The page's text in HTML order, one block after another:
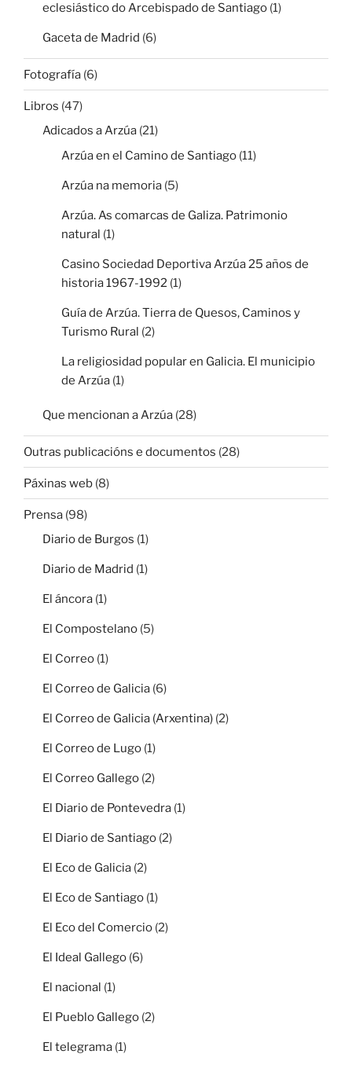
eclesiástico do Arcebispado de Santiago (1)
Gaceta de Madrid (6)
Fotografía (6)
Libros (47)
Adicados a Arzúa (21)
Arzúa en el Camino de Santiago (11)
Arzúa na memoria (5)
Arzúa. As comarcas de Galiza. Patrimonio
natural (1)
Casino Sociedad Deportiva Arzúa 25 años de
historia 1967-1992 (1)
Guía de Arzúa. Tierra de Quesos, Caminos y
Turismo Rural (2)
La religiosidad popular en Galicia. El municipio
de Arzúa (1)
Que mencionan a Arzúa (28)
Outras publicacións e documentos (28)
Páxinas web (8)
Prensa (98)
Diario de Burgos (1)
Diario de Madrid (1)
El áncora (1)
El Compostelano (5)
El Correo (1)
El Correo de Galicia (6)
El Correo de Galicia (Arxentina) (2)
El Correo de Lugo (1)
El Correo Gallego (2)
El Diario de Pontevedra (1)
El Diario de Santiago (2)
El Eco de Galicia (2)
El Eco de Santiago (1)
El Eco del Comercio (2)
El Ideal Gallego (6)
El nacional (1)
El Pueblo Gallego (2)
El telegrama (1)